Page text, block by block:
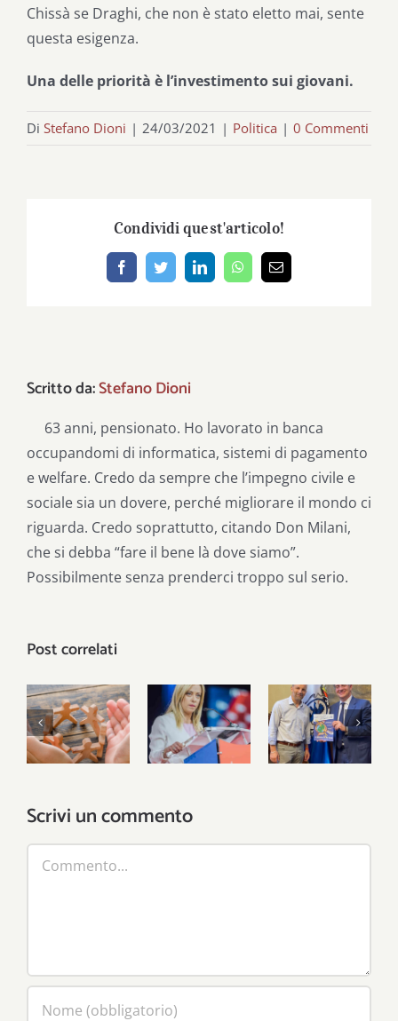
Chissà se Draghi, che non è stato eletto mai, sente
questa esigenza.
Una delle priorità è l’investimento sui giovani.
Di Stefano Dioni | 24/03/2021 | Politica | 0 Commenti
Condividi quest'articolo!
FacebookTwitterLinkedInWhatsApp
Email
Scritto da:Stefano Dioni
63 anni, pensionato. Ho lavorato in banca
occupandomi di informatica, sistemi di pagamento
e welfare. Credo da sempre che l’impegno civile e
sociale sia un dovere, perché migliorare il mondo ci
riguarda. Credo soprattutto, citando Don Milani,
che si debba “fare il bene là dove siamo”.
Possibilmente senza prenderci troppo sul serio.
Post correlati
È nel
territorio
che si
vincono le
Le tre
lezioni del
25
Intervista
a Emilio
Del Bono
Scrivi un commento